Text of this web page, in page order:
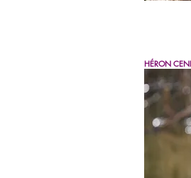
HÉRON